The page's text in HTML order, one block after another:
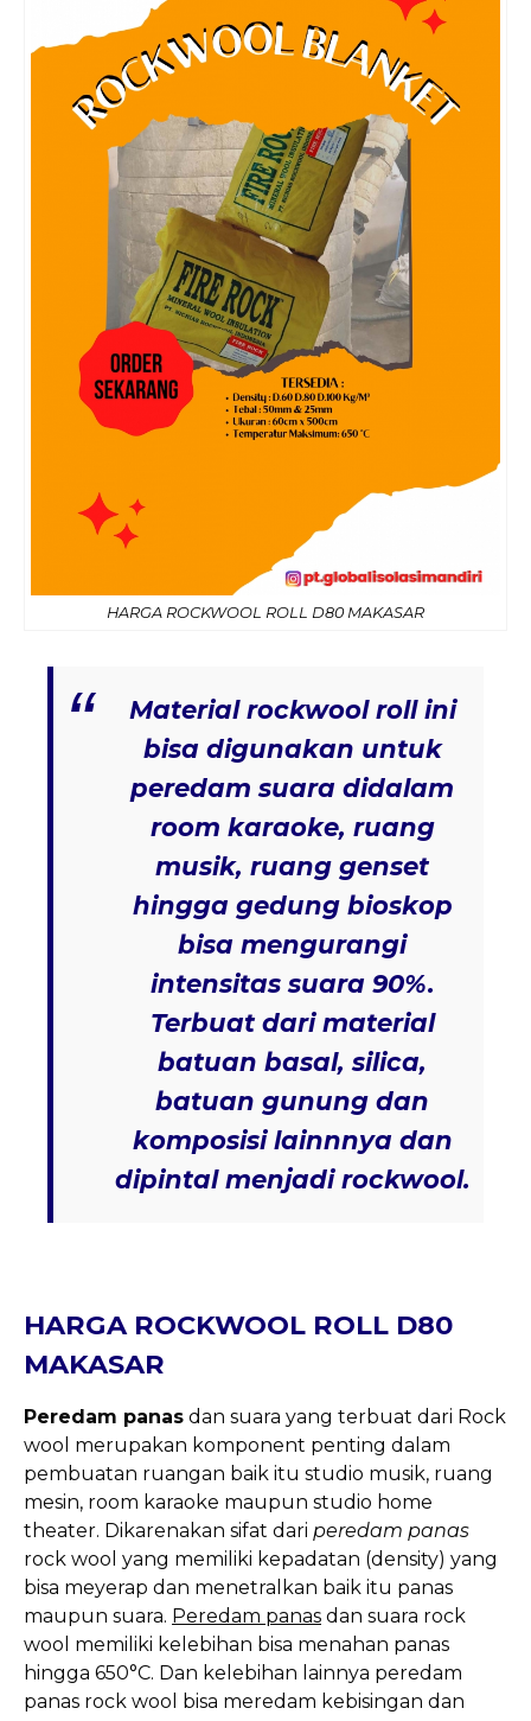
HARGA ROCKWOOL ROLL D80 MAKASAR
Material rockwool roll ini
bisa digunakan untuk
peredam suara didalam
room karaoke, ruang
musik, ruang genset
hingga gedung bioskop
bisa mengurangi
intensitas suara 90%.
Terbuat dari material
batuan basal, silica,
batuan gunung dan
komposisi lainnnya dan
dipintal menjadi rockwool.
HARGA ROCKWOOL ROLL D80
MAKASAR
Peredam panas dan suara yang terbuat dari Rock
wool merupakan komponent penting dalam
pembuatan ruangan baik itu studio musik, ruang
mesin, room karaoke maupun studio home
theater. Dikarenakan sifat dari peredam panas
rock wool yang memiliki kepadatan (density) yang
bisa meyerap dan menetralkan baik itu panas
maupun suara. Peredam panas dan suara rock
wool memiliki kelebihan bisa menahan panas
hingga 650°C. Dan kelebihan lainnya peredam
panas rock wool bisa meredam kebisingan dan